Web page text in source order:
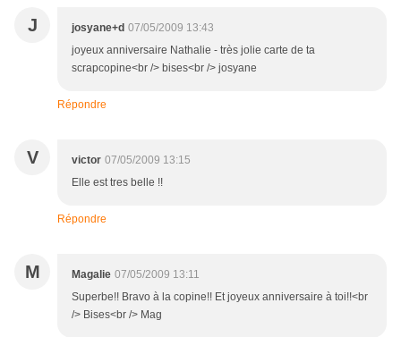
J josyane+d 07/05/2009 13:43
joyeux anniversaire Nathalie - très jolie carte de ta
scrapcopine<br /> bises<br /> josyane
Répondre
V victor 07/05/2009 13:15
Elle est tres belle !!
Répondre
M Magalie 07/05/2009 13:11
Superbe!! Bravo à la copine!! Et joyeux anniversaire à toi!!<br
/> Bises<br /> Mag